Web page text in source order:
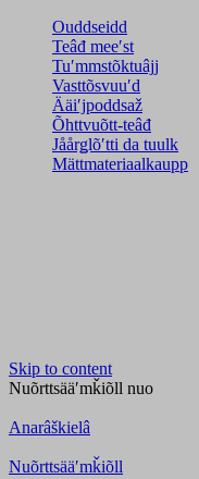
Ouddseidd
Teâđ meeʹst
Tuʹmmstõktuâjj
Vasttõsvuuʹd
Ääiʹjpoddsaž
Õhttvuõtt-teâđ
Jåårǥlõʹtti da tuulk
Mättmateriaalkaupp
Skip to content
Nuõrttsääʹmǩiõll nuo
Anarâškielâ
Nuõrttsääʹmǩiõll